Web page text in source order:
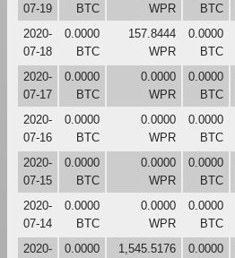
07-19
BTC
WPR
BTC
2020-
07-18
0.0000
BTC
157.8444
WPR
0.0000
BTC
2020-
07-17
0.0000
BTC
0.0000
WPR
0.0000
BTC
2020-
07-16
0.0000
BTC
0.0000
WPR
0.0000
BTC
2020-
07-15
0.0000
BTC
0.0000
WPR
0.0000
BTC
2020-
07-14
0.0000
BTC
0.0000
WPR
0.0000
BTC
2020-
0.0000
1,545.5176
0.0000